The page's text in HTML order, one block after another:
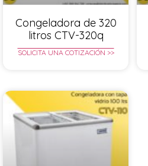
Congeladora de 320
litros CTV-320q
SOLICITA UNA COTIZACIÓN >>